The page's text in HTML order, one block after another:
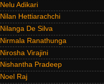
Nelu Adikari
Nilan Hettiarachchi
Nilanga De Silva
Nirmala Ranathunga
Nirosha Virajini
Nishantha Pradeep
Noel Raj